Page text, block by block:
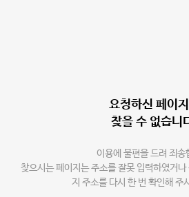
요청하신 페이
찾을 수 없습니
이용에 불편을 드려 죄송
찾으시는 페이지는 주소를 잘못 입력하였거나
지 주소를 다시 한 번 확인해 주